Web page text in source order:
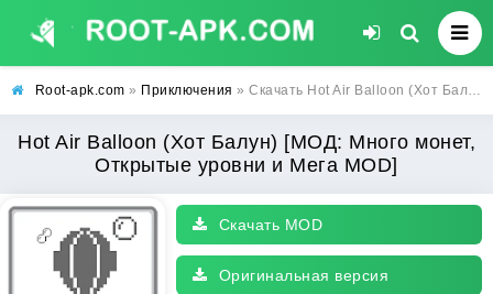
Root-apk.com » Приключения » Скачать Hot Air Balloon (Хот Балун) [МОД: Много монет, Открытые уровни и Мега MOD] | Взлом Hot Air Balloon на Андроид
Hot Air Balloon (Хот Балун) [МОД: Много монет,
Открытые уровни и Мега MOD]
Скачать MOD
Оригинальная версия